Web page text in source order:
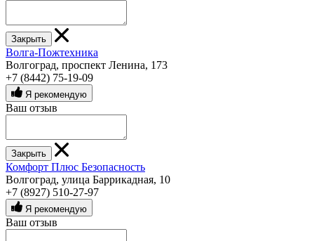
Закрыть
Волга-Пожтехника
Волгоград, проспект Ленина, 173
+7 (8442) 75-19-09
Я рекомендую
Ваш отзыв
Закрыть
Комфорт Плюс Безопасность
Волгоград, улица Баррикадная, 10
+7 (8927) 510-27-97
Я рекомендую
Ваш отзыв